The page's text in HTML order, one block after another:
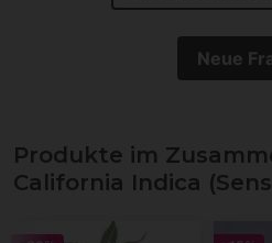
Neue
Produkte im
California Indica